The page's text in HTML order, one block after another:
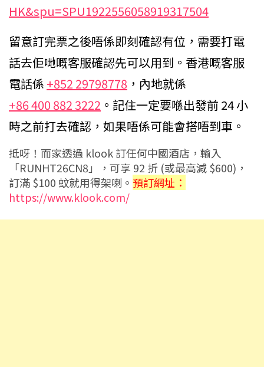
HK&spu=SPU1922556058919317504
留意訂完票之後唔係即刻確認有位，需要打電
話去佢哋嘅客服確認先可以用到。香港嘅客服
電話係 +852 29798778 ，內地就係
+86 400 882 3222 。記住一定要喺出發前 24 小
時之前打去確認，如果唔係可能會搭唔到車。
抵呀！而家透過 klook 訂任何中國酒店，輸入
「RUNHT26CN8」，可享 92 折 (或最高減 $600)，
訂滿 $100 蚊就用得架喇。 預訂網址：
https://www.klook.com/